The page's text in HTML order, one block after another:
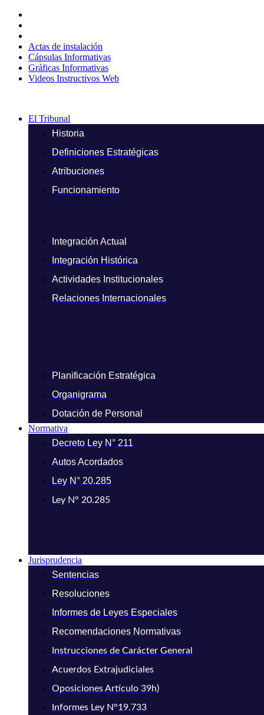
contenido
Actas de instalación
Cápsulas Informativas
Gráficas Informativas
Videos Instructivos Web
El Tribunal
Historia
Definiciones Estratégicas
Atribuciones
Funcionamiento
Integración Actual
Integración Histórica
Actividades Institucionales
Relaciones Internacionales
Planificación Estratégica
Organigrama
Dotación de Personal
Normativa
Decreto Ley N° 211
Autos Acordados
Ley N° 20.285
Ley N° 20.285
Jurisprudencia
Sentencias
Resoluciones
Informes de Leyes Especiales
Recomendaciones Normativas
Instrucciones de Carácter General
Acuerdos Extrajudiciales
Oposiciones Artículo 39h)
Informes Ley N°19.733